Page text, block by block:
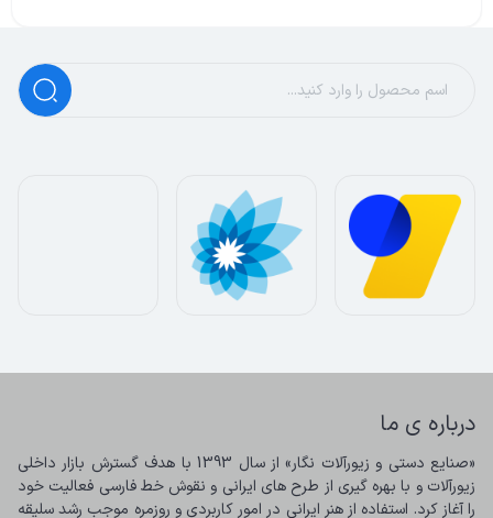
درباره ی ما